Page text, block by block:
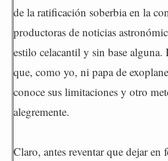
de la ratificación soberbia en la
productoras de noticias
estilo celacantil y sin base alguna.
que, como yo, ni papa de
conoce sus limitaciones y otro
alegremente.
Claro, antes reventar que dejar en